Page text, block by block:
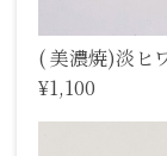
( 美濃焼)淡ヒ
¥1,100